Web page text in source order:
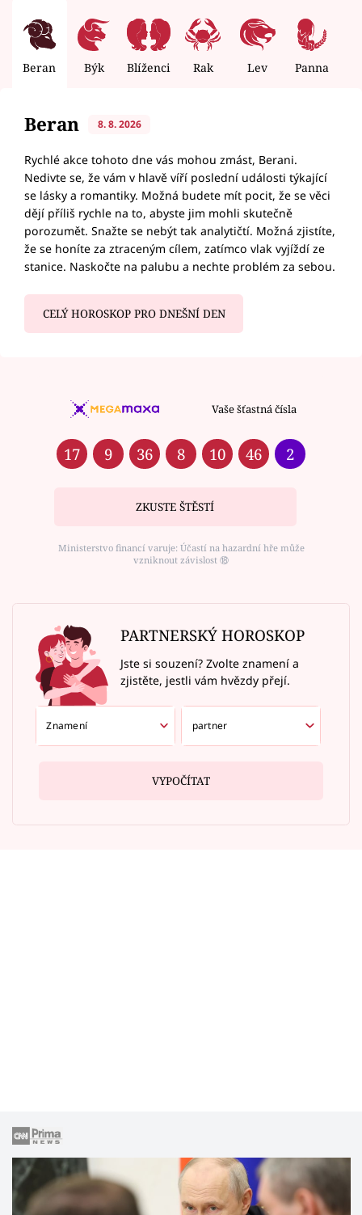
Beran Býk Blíženci Rak Lev Panna
Beran 8. 8. 2026
Rychlé akce tohoto dne vás mohou zmást, Berani.
Nedivte se, že vám v hlavě víří poslední události týkající
se lásky a romantiky. Možná budete mít pocit, že se věci
dějí příliš rychle na to, abyste jim mohli skutečně
porozumět. Snažte se nebýt tak analytičtí. Možná zjistíte,
že se honíte za ztraceným cílem, zatímco vlak vyjíždí ze
stanice. Naskočte na palubu a nechte problém za sebou.
CELÝ HOROSKOP PRO DNEŠNÍ DEN
Vaše šťastná čísla
17 9 36 8 10 46 2
ZKUSTE ŠTĚSTÍ
Ministerstvo financí varuje: Účastí na hazardní hře může
vzniknout závislost ⑱
PARTNERSKÝ HOROSKOP
Jste si souzení? Zvolte znamení a
zjistěte, jestli vám hvězdy přejí.
VYPOČÍTAT